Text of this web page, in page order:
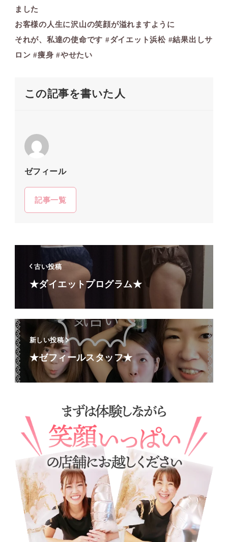
ました
お客様の人生に沢山の笑顔が溢れますように️
それが、私達の使命です #ダイエット浜松 #結果出しサ
ロン #痩身 #やせたい
この記事を書いた人
ゼフィール
記事一覧
古い投稿
★ダイエットプログラム★
新しい投稿
★ゼフィールスタッフ★